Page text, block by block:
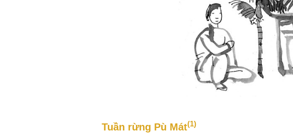
Tuần rừng Pù Mát(1)
CHUYỆN
TÔI VIẾT
Tôi từng hình dung viết văn là
công việc của sự hư cấu, một
(TRẦN THỊ TÚ NGỌC)